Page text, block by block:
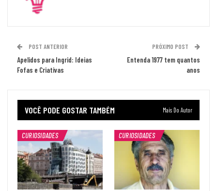
POST ANTERIOR
Apelidos para Ingrid: Ideias
Fofas e Criativas
PRÓXIMO POST
Entenda 1977 tem quantos
anos
VOCÊ PODE GOSTAR TAMBÉM Mais Do Autor
CURIOSIDADES CURIOSIDADES